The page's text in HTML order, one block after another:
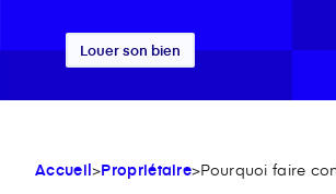
Louer son bien
Accueil>Propriétaire>Pourquoi faire